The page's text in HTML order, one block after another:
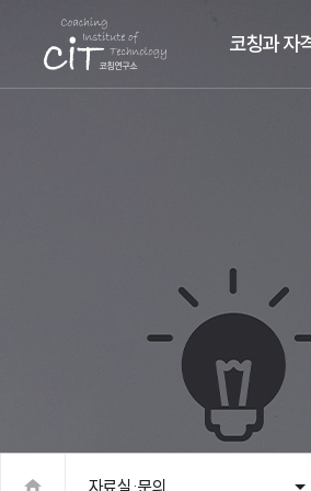
코칭과 자
자료실·문의